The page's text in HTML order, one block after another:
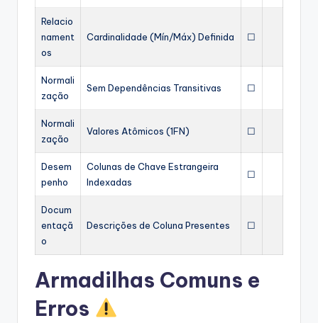
Relacio
nament
os
Cardinalidade (Mín/Máx) Definida ☐
Normali
zação
Sem Dependências Transitivas ☐
Normali
zação
Valores Atômicos (1FN) ☐
Desem
penho
Colunas de Chave Estrangeira
Indexadas
☐
Docum
entaçã
o
Descrições de Coluna Presentes ☐
Armadilhas Comuns e
Erros